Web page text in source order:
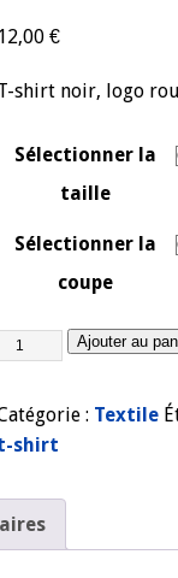
12,00 €
shirt noir, logo
Sélectionner la
taille
Sélectionner la
coupe
Ajouter au
: Textile
shirt